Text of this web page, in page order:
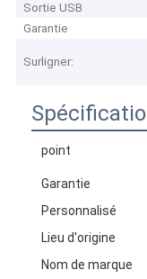
Sortie USB
Garantie
Surligner:
point
Garantie
Personnalisé
Lieu d'origine
Nom de marque